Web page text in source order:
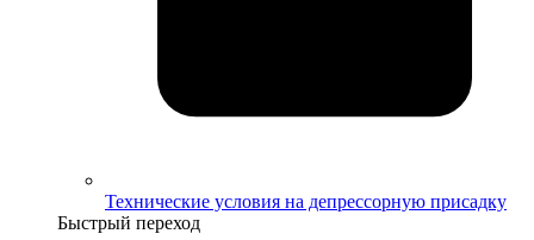
Технические условия на депрессорную присадку
Быстрый переход